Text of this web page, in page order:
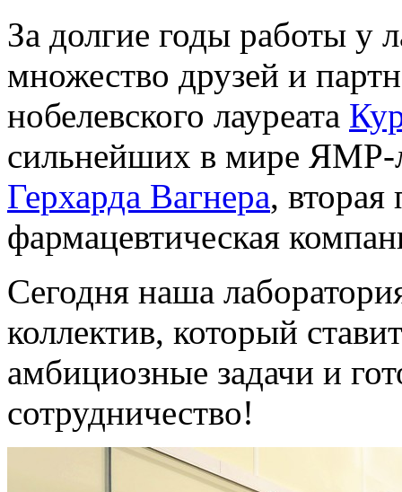
За долгие годы работы у
множество друзей и
нобелевского лауреата
сильнейших в мире ЯМР-
Герхарда Вагнера,
фармацевтическая
Сегодня наша
коллектив, который
амбициозные задачи и
сотрудничество!